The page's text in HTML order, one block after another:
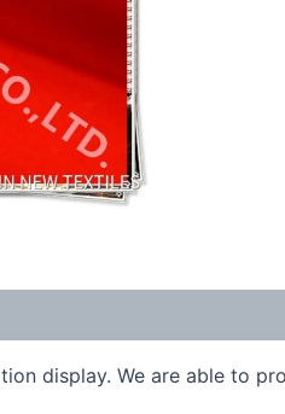
display. We are able to